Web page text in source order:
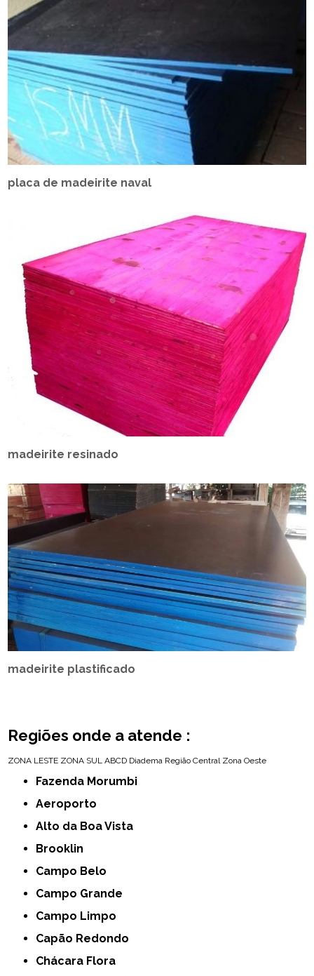
placa de madeirite naval
madeirite resinado
madeirite plastificado
Regiões onde a atende :
ZONA LESTE ZONA SUL ABCD Diadema Região Central Zona Oeste
Fazenda Morumbi
Aeroporto
Alto da Boa Vista
Brooklin
Campo Belo
Campo Grande
Campo Limpo
Capão Redondo
Chácara Flora